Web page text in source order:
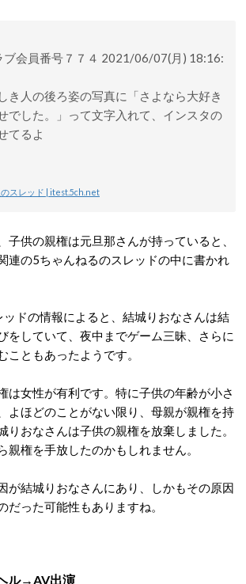
ブ会員番号７７４ 2021/06/07(月) 18:16:
き人の後ろ姿の写真に「さよなら大好き
でした。」って文字入れて、インスタの
てるよ
スレッド | itest.5ch.net
子供の親権は元旦那さんが持っていると、
連の5ちゃんねるのスレッドの中に書かれ
ドの情報によると、結城りおなさんは結
をしていて、夜中までゲーム三昧、さらに
こともあったようです。
は女性が有利です。特に子供の年齢が小さ
よほどのことがない限り、母親が親権を持
りおなさんは子供の親権を放棄しました。
親権を手放したのかもしれません。
が結城りおなさんにあり、しかもその原因
だった可能性もありますね。
ル→AV出演